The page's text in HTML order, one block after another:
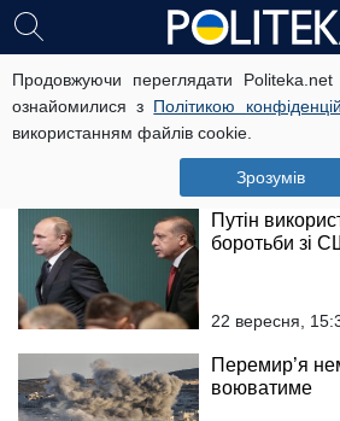
Продовжуючи переглядати
ознайомилися з Політикою
використанням файлів cookie.
Зрозумів
Повстанці в
від
немає сенсу
25 вересня,
Путін
боротьби зі
22 вересня,
Перемир’я
воюватиме